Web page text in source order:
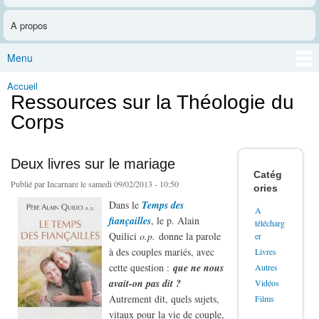
A propos
Menu
Vous êtes ici
Accueil
Ressources sur la Théologie du
Corps
Deux livres sur le mariage
Publié parIncarnarele samedi 09/02/2013 - 10:50
Dans le Temps des
fiançailles, le p. Alain
Quilici o.p. donne la parole
à des couples mariés, avec
cette question : que ne nous
avait-on pas dit ?
Autrement dit, quels sujets,
vitaux pour la vie de couple,
Catég
ories
A
télécharg
er
Livres
Autres
Vidéos
Films